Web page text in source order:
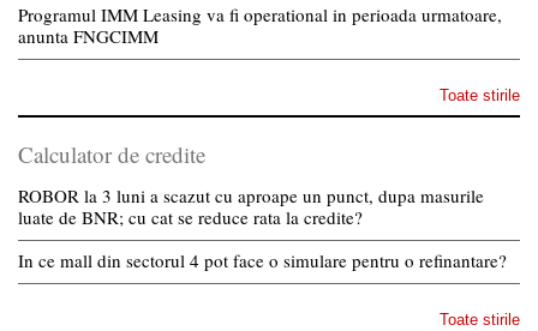
Programul IMM Leasing va fi operational in perioada urmatoare,
anunta FNGCIMM
Toate stirile
Calculator de credite
ROBOR la 3 luni a scazut cu aproape un punct, dupa masurile
luate de BNR; cu cat se reduce rata la credite?
In ce mall din sectorul 4 pot face o simulare pentru o refinantare?
Toate stirile